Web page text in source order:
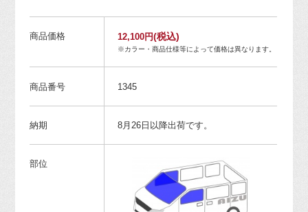
商品価格 12,100円(税込)
※カラー・商品仕様等によって価格は異なります。
商品番号 1345
納期 8月26日以降出荷です。
部位